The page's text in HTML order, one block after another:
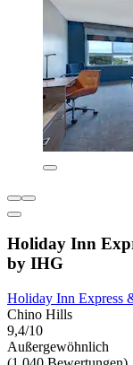
Holiday Inn
by IHG
Holiday Inn Express
Chino Hills
9,4/10
Außergewöhnlich